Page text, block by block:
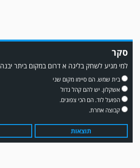
משחק אימון: שדרות גברה על מ.ס. דימונה 1-4.
סקר
למי מגיע לשחק בליגה א דרום במקום ביתר יבנה
בית שמש. הם סיימו מקום שני
אשקלון. יש להם קהל גדול
הפועל לוד. הם הכי צפונים.
קבוצה אחרת.
תוצאות